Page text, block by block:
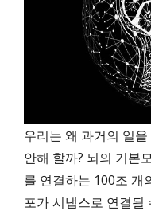
우리는 왜 과거의 일
안해 할까? 뇌의 기본
를 연결하는 100조 개
포가 시냅스로 연결될